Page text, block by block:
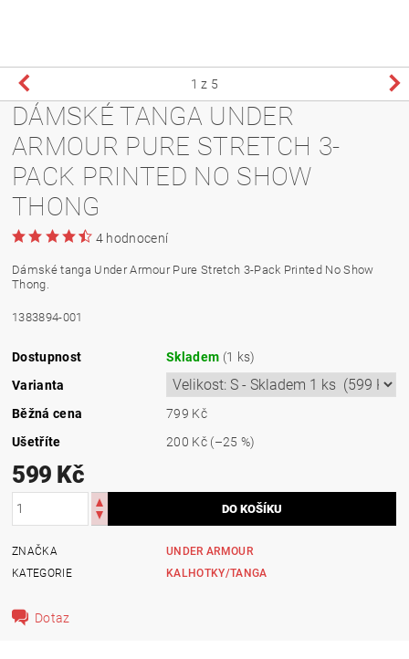
1 z 5
DÁMSKÉ TANGA UNDER
ARMOUR PURE STRETCH 3-
PACK PRINTED NO SHOW
THONG
4 hodnocení
Dámské tanga Under Armour Pure Stretch 3-Pack Printed No Show
Thong.
1383894-001
Dostupnost Skladem (1 ks)
Varianta
Běžná cena
799 Kč
Ušetříte
200 Kč (–25 %)
599 Kč
ZNAČKA
UNDER ARMOUR
KATEGORIE
KALHOTKY/TANGA
Dotaz